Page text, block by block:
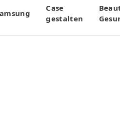
Case
gestalten